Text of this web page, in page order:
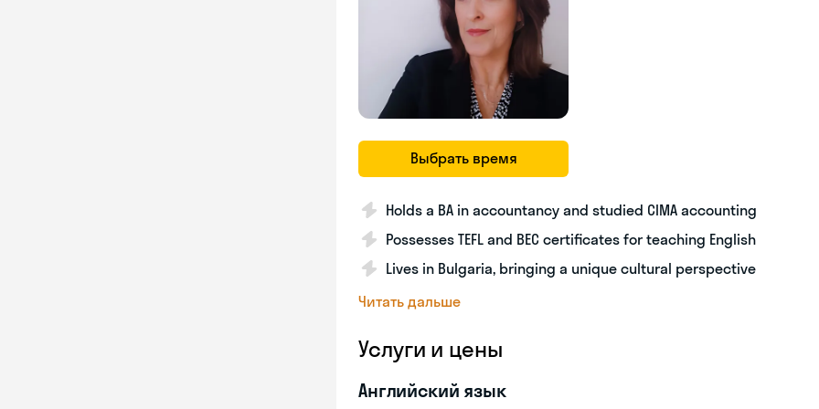
Выбрать время
Holds a BA in accountancy and studied CIMA accounting
Possesses TEFL and BEC certificates for teaching English
Lives in Bulgaria, bringing a unique cultural perspective
Читать дальше
Услуги и цены
Английский язык